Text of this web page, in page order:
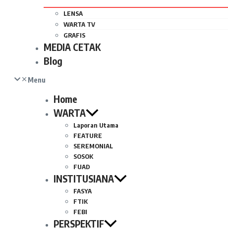
LENSA
WARTA TV
GRAFIS
MEDIA CETAK
Blog
Menu
Home
WARTA
Laporan Utama
FEATURE
SEREMONIAL
SOSOK
FUAD
INSTITUSIANA
FASYA
FTIK
FEBI
PERSPEKTIF